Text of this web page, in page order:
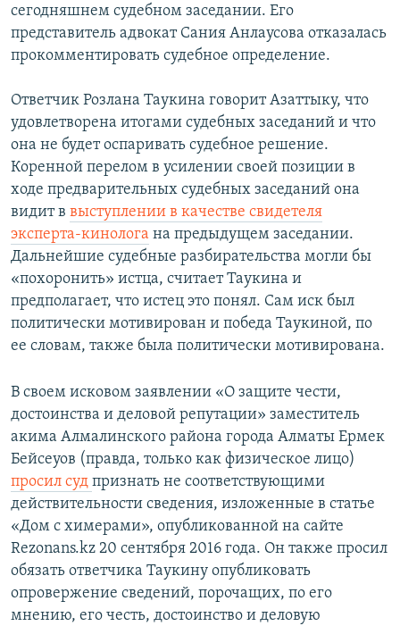
сегодняшнем судебном заседании. Его
представитель адвокат Сания Анлаусова отказалась
прокомментировать судебное определение.
Ответчик Розлана Таукина говорит Азаттыку, что
удовлетворена итогами судебных заседаний и что
она не будет оспаривать судебное решение.
Коренной перелом в усилении своей позиции в
ходе предварительных судебных заседаний она
видит в выступлении в качестве свидетеля
эксперта-кинолога на предыдущем заседании.
Дальнейшие судебные разбирательства могли бы
«похоронить» истца, считает Таукина и
предполагает, что истец это понял. Сам иск был
политически мотивирован и победа Таукиной, по
ее словам, также была политически мотивирована.
В своем исковом заявлении «О защите чести,
достоинства и деловой репутации» заместитель
акима Алмалинского района города Алматы Ермек
Бейсеуов (правда, только как физическое лицо)
просил суд признать не соответствующими
действительности сведения, изложенные в статье
«Дом с химерами», опубликованной на сайте
Rezonans.kz 20 сентября 2016 года. Он также просил
обязать ответчика Таукину опубликовать
опровержение сведений, порочащих, по его
мнению, его честь, достоинство и деловую